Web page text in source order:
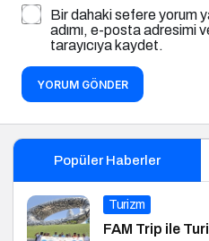
Bir dahaki sefere yorum
adımı, e-posta adresimi
tarayıcıya kaydet.
YORUM GÖNDER
Popüler Haberler
Turizm
FAM Trip ile